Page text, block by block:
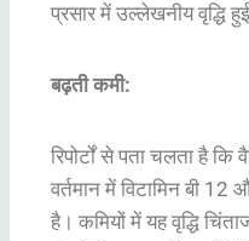
प्रसार में उल्लेखनीय वृद्धि
बढ़ती कमी:
रिपोर्टों से पता चलता है
वर्तमान में विटामिन बी
है। कमियों में यह वृद्धि